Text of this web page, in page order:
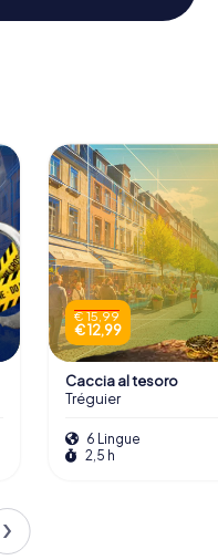
€ 15,99
€ 12,99
Caccia al tesoro
Tréguier
6 Lingue
2,5 h